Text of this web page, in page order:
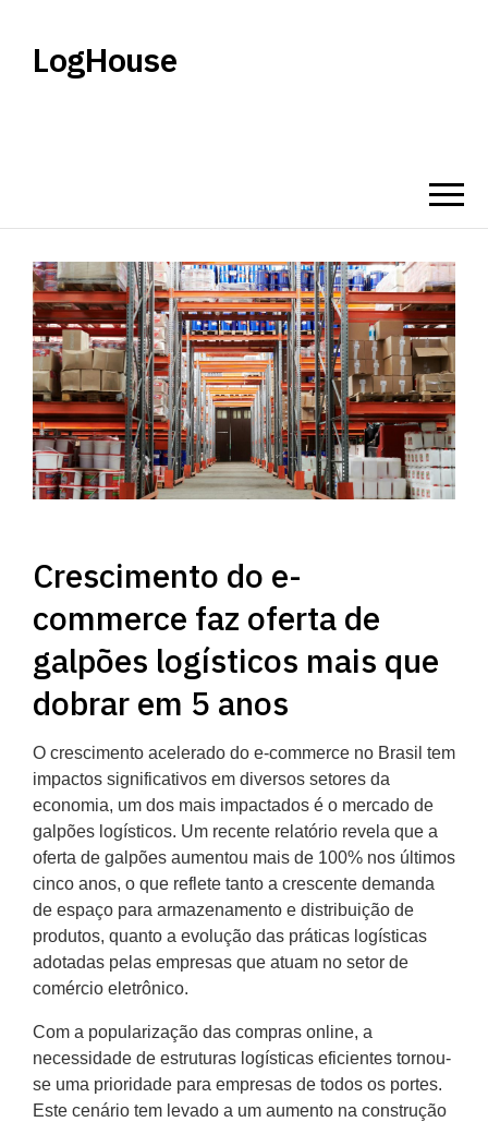
LogHouse
Crescimento do e-
commerce faz oferta de
galpões logísticos mais que
dobrar em 5 anos
O crescimento acelerado do e-commerce no Brasil tem
impactos significativos em diversos setores da
economia, um dos mais impactados é o mercado de
galpões logísticos. Um recente relatório revela que a
oferta de galpões aumentou mais de 100% nos últimos
cinco anos, o que reflete tanto a crescente demanda
de espaço para armazenamento e distribuição de
produtos, quanto a evolução das práticas logísticas
adotadas pelas empresas que atuam no setor de
comércio eletrônico.
Com a popularização das compras online, a
necessidade de estruturas logísticas eficientes tornou-
se uma prioridade para empresas de todos os portes.
Este cenário tem levado a um aumento na construção